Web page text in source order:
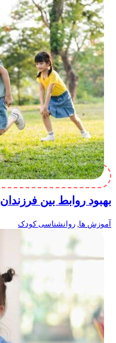
بهبود روابط بین فرزندان
آموزش ها, روانشناسی کودک